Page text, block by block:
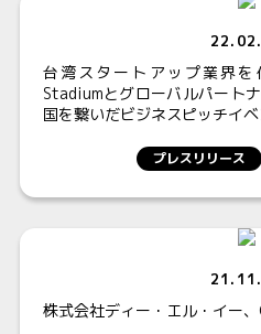
台湾スタートアップ業界を
Stadiumとグローバルパート
国を繋いだビジネスピッチイベ
プレスリリース
株式会社ディー・エル・イー